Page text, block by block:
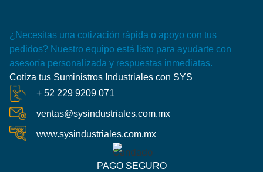
¿Necesitas una cotización rápida o apoyo con tus
pedidos? Nuestro equipo está listo para ayudarte con
asesoría personalizada y respuestas inmediatas.
Cotiza tus Suministros Industriales con SYS
+ 52 229 9209 071
ventas@sysindustriales.com.mx
www.sysindustriales.com.mx
PAGO SEGURO